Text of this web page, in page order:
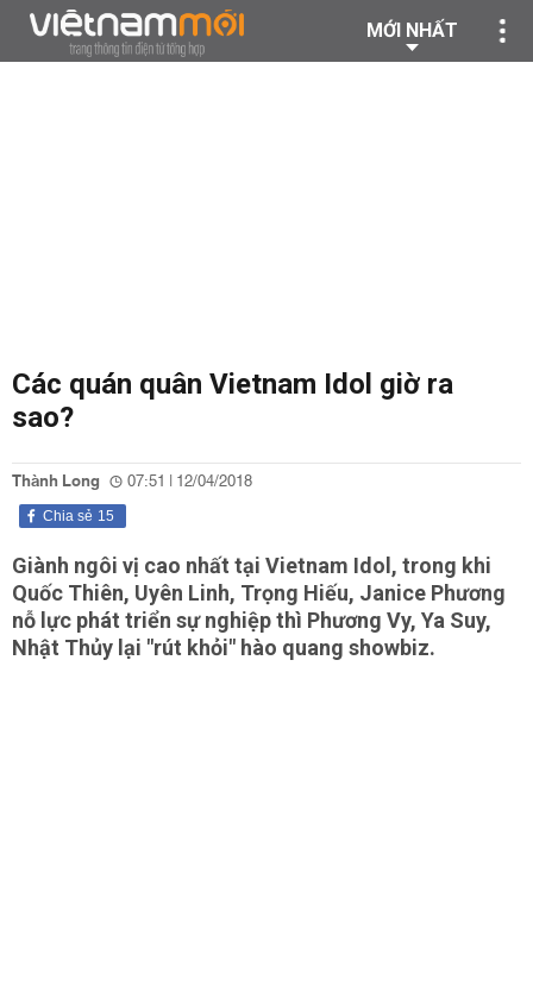
MỚI NHẤT
Các quán quân Vietnam Idol giờ ra
sao?
Thành Long 07:51 | 12/04/2018
15
Chia sẻ
Giành ngôi vị cao nhất tại Vietnam Idol, trong khi
Quốc Thiên, Uyên Linh, Trọng Hiếu, Janice Phương
nỗ lực phát triển sự nghiệp thì Phương Vy, Ya Suy,
Nhật Thủy lại "rút khỏi" hào quang showbiz.